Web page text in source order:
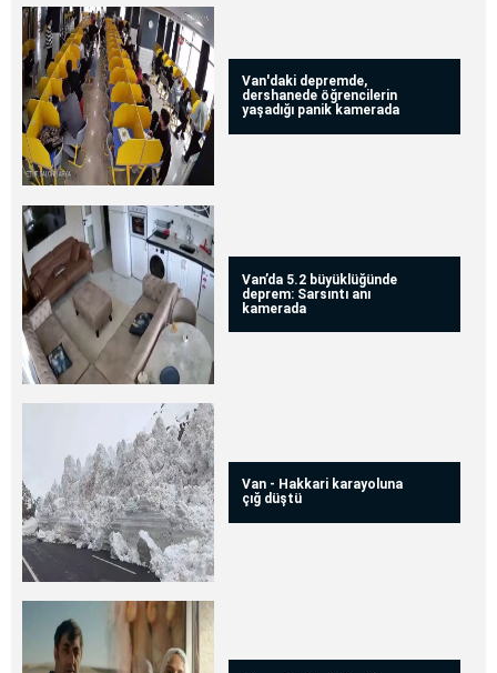
Van'daki depremde,
dershanede öğrencilerin
yaşadığı panik kamerada
Van’da 5.2 büyüklüğünde
deprem: Sarsıntı anı
kamerada
Van - Hakkari karayoluna
çığ düştü